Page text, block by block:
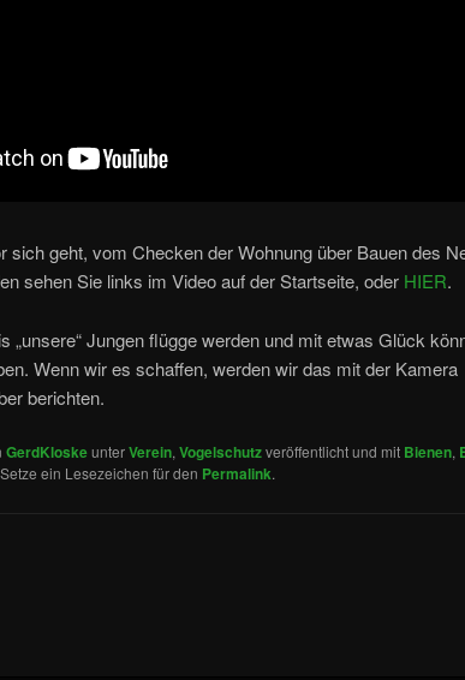
sich geht, vom Checken der Wohnung über Bauen des
sehen Sie links im Video auf der Startseite, oder HIER.
„unsere“ Jungen flügge werden und mit etwas Glück
Wenn wir es schaffen, werden wir das mit der Kamera
berichten.
GerdKloskeunterVerein, Vogelschutzveröffentlicht und mit Bienen,
ein Lesezeichen für den Permalink.